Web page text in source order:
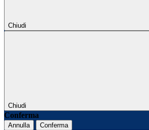
Chiudi
Chiudi
Conferma
Annulla Conferma